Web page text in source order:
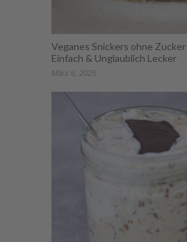
Veganes Snickers ohne Zucker
Einfach & Unglaublich Lecker
März 6, 2025